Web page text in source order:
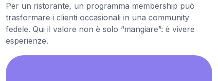
Per un ristorante, un programma membership può
trasformare i clienti occasionali in una community
fedele. Qui il valore non è solo “mangiare”: è vivere
esperienze.